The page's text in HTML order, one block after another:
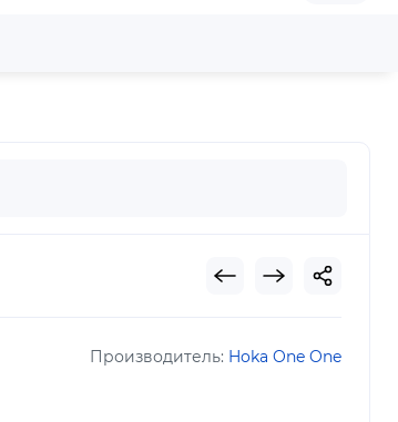
Производитель: Hoka One One